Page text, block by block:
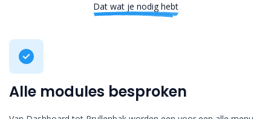
Dat wat je nodig hebt
Alle modules besproken